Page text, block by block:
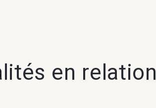
en relation